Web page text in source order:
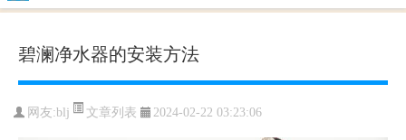
碧澜净水器的安装方法
网友:blj 文章列表 2024-02-22 03:23:06